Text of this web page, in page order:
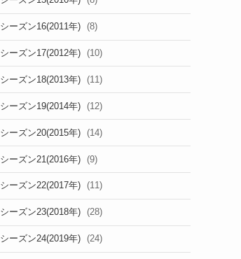
シーズン16(2011年) (8)
シーズン17(2012年) (10)
シーズン18(2013年) (11)
シーズン19(2014年) (12)
シーズン20(2015年) (14)
シーズン21(2016年) (9)
シーズン22(2017年) (11)
シーズン23(2018年) (28)
シーズン24(2019年) (24)